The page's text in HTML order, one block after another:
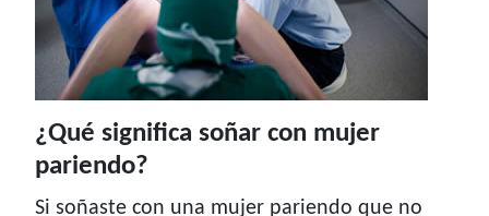
¿Qué significa soñar con mujer
pariendo?
Si soñaste con una mujer pariendo que no